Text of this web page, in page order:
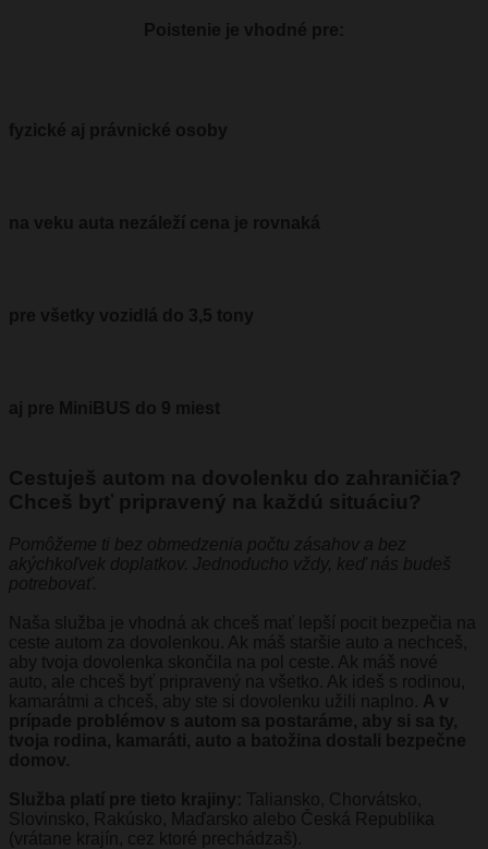
Poistenie je vhodné pre:
fyzické aj právnické osoby
na veku auta nezáleží cena je rovnaká
pre všetky vozidlá do 3,5 tony
aj pre MiniBUS do 9 miest
Cestuješ autom na dovolenku do zahraničia?
Chceš byť pripravený na každú situáciu?
Pomôžeme ti bez obmedzenia počtu zásahov a bez
akýchkoľvek doplatkov. Jednoducho vždy, keď nás budeš
potrebovať.
Naša služba je vhodná ak chceš mať lepší pocit bezpečia na
ceste autom za dovolenkou. Ak máš staršie auto a nechceš,
aby tvoja dovolenka skončila na pol ceste. Ak máš nové
auto, ale chceš byť pripravený na všetko. Ak ideš s rodinou,
kamarátmi a chceš, aby ste si dovolenku užili naplno. A v
prípade problémov s autom sa postaráme, aby si sa ty,
tvoja rodina, kamaráti, auto a batožina dostali bezpečne
domov.
Služba platí pre tieto krajiny:
Taliansko, Chorvátsko,
Slovinsko, Rakúsko, Maďarsko alebo Česká Republika
(vrátane krajín, cez ktoré prechádzaš).